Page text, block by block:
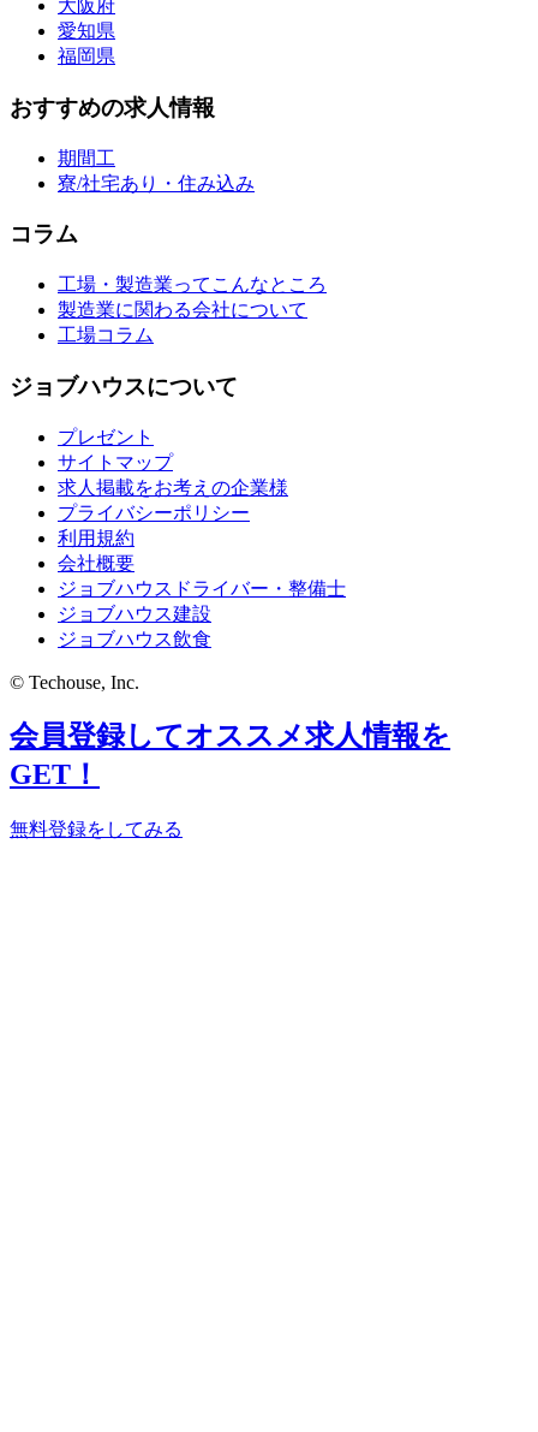
大阪府
愛知県
福岡県
おすすめの求人情報
期間工
寮/社宅あり・住み込み
コラム
工場・製造業ってこんなところ
製造業に関わる会社について
工場コラム
ジョブハウスについて
プレゼント
サイトマップ
求人掲載をお考えの企業様
プライバシーポリシー
利用規約
会社概要
ジョブハウスドライバー・整備士
ジョブハウス建設
ジョブハウス飲食
© Techouse, Inc.
会員登録してオススメ求人情報を
GET！
無料登録をしてみる